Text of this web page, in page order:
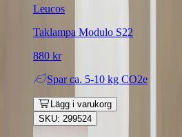
Leucos
Taklampa Modulo S22
880 kr
Spar ca. 5-10 kg CO2e
Lägg i varukorg
SKU: 299524